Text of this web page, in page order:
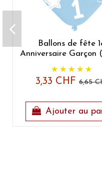
Ballons de fête
Anniversaire Garçon
3,33 CHF6,65
Ajouter au